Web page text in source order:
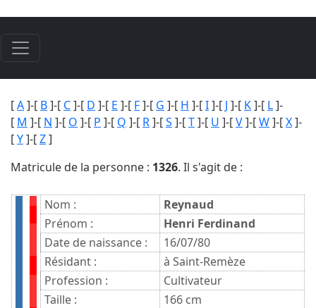
[A]-[ B]-[ C]-[ D ]-[ E ]-[ F]-[ G ]-[ H ]-[I]-[ J ]-[ K]-[ L]-
[ M ]-[ N ]-[ O ]-[ P ]-[ Q ]-[ R]-[S ]-[T]-[ U ]-[V]-[W]-[X]-
[Y]-[Z]
Matricule de la personne : 1326. Il s'agit de :
Nom :
Reynaud
Prénom :
Henri Ferdinand
Date de naissance :
16/07/80
Résidant :
à Saint-Remèze
Profession :
Cultivateur
Taille :
166 cm